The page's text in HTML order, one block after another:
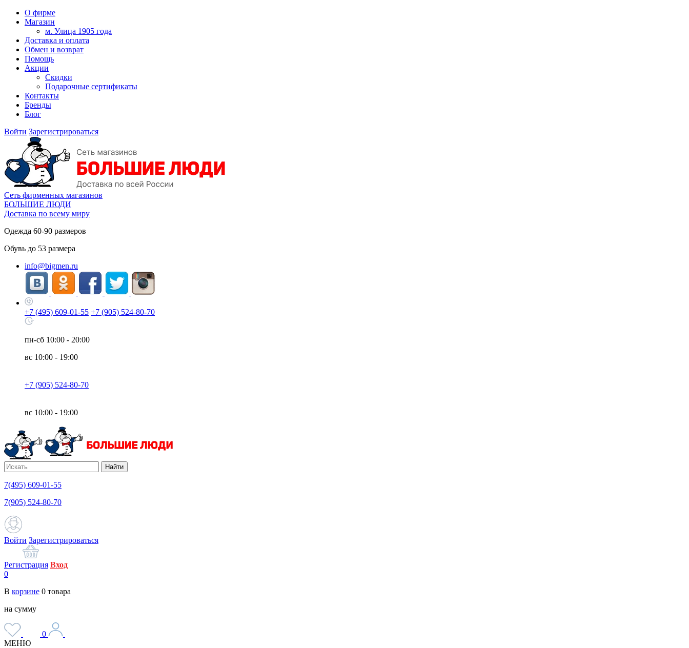
О фирме
Магазин
м. Улица 1905 года
Доставка и оплата
Обмен и возврат
Помощь
Акции
Скидки
Подарочные сертификаты
Контакты
Бренды
Блог
Войти Зарегистрироваться
Сеть фирменных магазинов
БОЛЬШИЕ ЛЮДИ
Доставка по всему миру
Одежда 60-90 размеров
Обувь до 53 размера
info@bigmen.ru
+7 (495) 609-01-55 +7 (905) 524-80-70
пн-сб 10:00 - 20:00
вс 10:00 - 19:00
+7 (905) 524-80-70
вс 10:00 - 19:00
Найти
7(495) 609-01-55
7(905) 524-80-70
Войти Зарегистрироваться
Регистрация Вход
0
В корзине 0 товара
на сумму
0
МЕНЮ